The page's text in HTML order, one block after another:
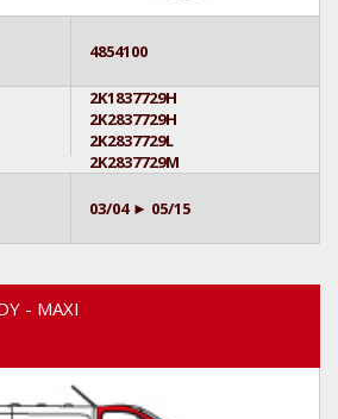
4854100
2K1837729H
2K2837729H
2K2837729L
2K2837729M
03/04 ► 05/15
- MAXI